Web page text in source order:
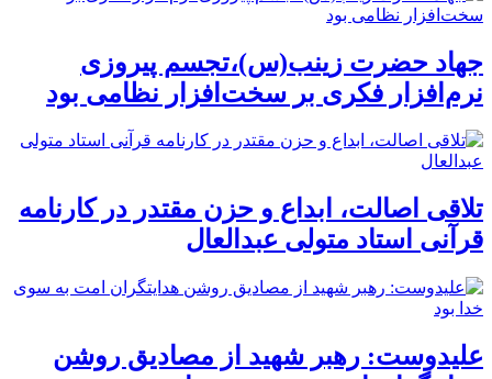
جهاد حضرت زینب(س)،تجسم پیروزی
نرم‌افزار فکری بر سخت‌افزار نظامی بود
تلاقی اصالت، ابداع و حزن مقتدر در کارنامه
قرآنی استاد متولی عبدالعال
علیدوست: رهبر شهید از مصادیق روشن